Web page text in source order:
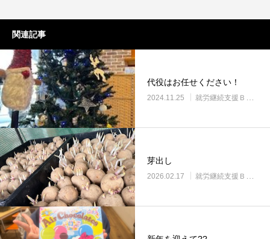
関連記事
代役はお任せください！
2024.11.25 就労継続支援Ｂ型・ニコプレイス
芽出し
2026.02.17 就労継続支援Ｂ型・ニコプレイス